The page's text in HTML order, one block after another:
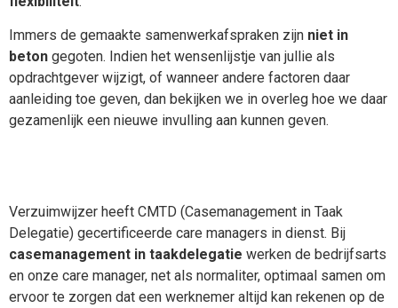
Immers de gemaakte samenwerkafspraken zijn niet in
beton gegoten. Indien het wensenlijstje van jullie als
opdrachtgever wijzigt, of wanneer andere factoren daar
aanleiding toe geven, dan bekijken we in overleg hoe we daar
gezamenlijk een nieuwe invulling aan kunnen geven.
Verzuimwijzer heeft CMTD (Casemanagement in Taak
Delegatie) gecertificeerde care managers in dienst. Bij
casemanagement in taakdelegatie werken de bedrijfsarts
en onze care manager, net als normaliter, optimaal samen om
ervoor te zorgen dat een werknemer altijd kan rekenen op de